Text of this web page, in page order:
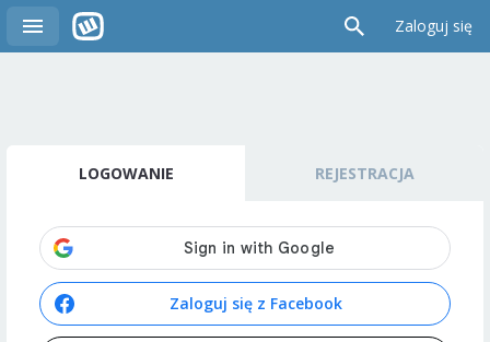
Zaloguj się
LOGOWANIE REJESTRACJA
Zaloguj się z Facebook